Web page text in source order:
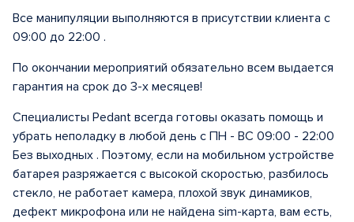
Все манипуляции выполняются в присутствии клиента с
09:00 до 22:00 .
По окончании мероприятий обязательно всем выдается
гарантия на срок до 3-х месяцев!
Специалисты Pedant всегда готовы оказать помощь и
убрать неполадку в любой день с ПН - ВС 09:00 - 22:00
Без выходных . Поэтому, если на мобильном устройстве
батарея разряжается с высокой скоростью, разбилось
стекло, не работает камера, плохой звук динамиков,
дефект микрофона или не найдена sim-карта, вам есть,